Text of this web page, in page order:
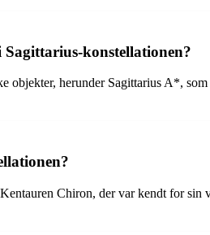
konstellationen?
herunder Sagittarius A*,
Chiron, der var kendt for